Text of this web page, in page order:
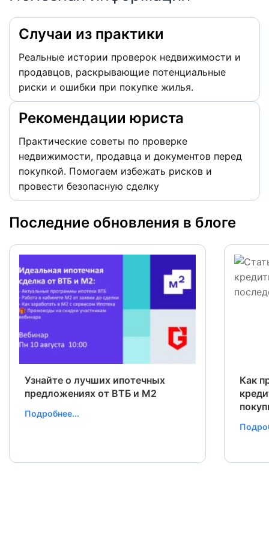
Случаи из практики
Реальные истории проверок недвижимости и
продавцов, раскрывающие потенциальные
риски и ошибки при покупке жилья.
Рекомендации юриста
Практические советы по проверке
недвижимости, продавца и документов перед
покупкой. Помогаем избежать рисков и
провести безопасную сделку
Последние обновления в блоге
Узнайте о лучших ипотечных
предложениях от ВТБ и М2
Подробнее...
Как